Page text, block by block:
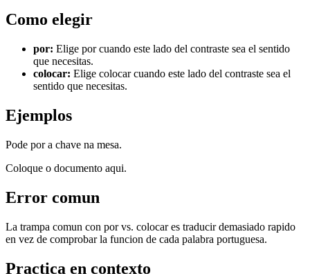
Como elegir
por: Elige por cuando este lado del contraste sea el sentido
que necesitas.
colocar: Elige colocar cuando este lado del contraste sea el
sentido que necesitas.
Ejemplos
Pode por a chave na mesa.
Coloque o documento aqui.
Error comun
La trampa comun con por vs. colocar es traducir demasiado rapido
en vez de comprobar la funcion de cada palabra portuguesa.
Practica en contexto